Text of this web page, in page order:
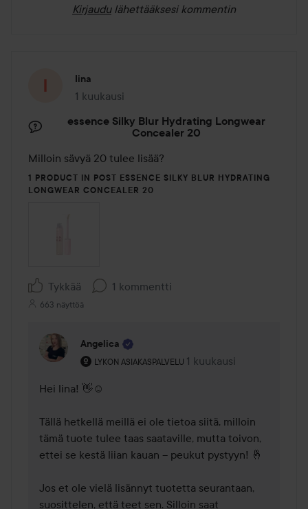
Kirjaudu lähettääksesi kommentin
Iina
1 kuukausi
Viesti luotiin 1 kuukausi
essence Silky Blur Hydrating Longwear
Concealer 20
Milloin sävyä 20 tulee lisää?
1 PRODUCT IN POST ESSENCE SILKY BLUR HYDRATING
LONGWEAR CONCEALER 20
Tykkää 1 kommentti
663 näyttöä
Angelica
LYKON ASIAKASPALVELU
Käyttäjän rooli: Lykon asiakaspalvelu .
1 kuukausi
Kommentti lisättiin 1
Hei lina! 👋☺️
Tällä hetkellä meillä ei ole tietoa siitä, milloin
tämä tuote tulee taas saataville, mutta toivon,
ettei se kestä liian kauan – peukut pystyyn! 🤞
Jos et ole vielä lisännyt tuotetta seurantaan,
suosittelen, että teet sen. Silloin saat